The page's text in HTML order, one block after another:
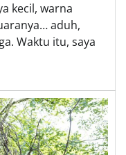
kecil, warna
aduh,
Waktu itu, saya